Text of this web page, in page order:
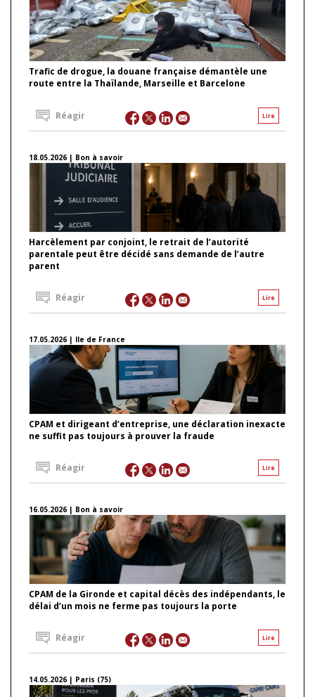
Trafic de drogue, la douane française démantèle une
route entre la Thaïlande, Marseille et Barcelone
Lire
Réagir
18.05.2026 | Bon à savoir
Harcèlement par conjoint, le retrait de l’autorité
parentale peut être décidé sans demande de l’autre
parent
Lire
Réagir
17.05.2026 | Ile de France
CPAM et dirigeant d’entreprise, une déclaration inexacte
ne suffit pas toujours à prouver la fraude
Lire
Réagir
16.05.2026 | Bon à savoir
CPAM de la Gironde et capital décès des indépendants, le
délai d’un mois ne ferme pas toujours la porte
Lire
Réagir
14.05.2026 | Paris (75)